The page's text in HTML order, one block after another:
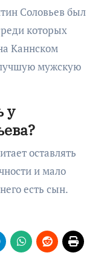
Соловьев был
которых
Каннском
лучшую мужскую
у
оставлять
и мало
есть сын.